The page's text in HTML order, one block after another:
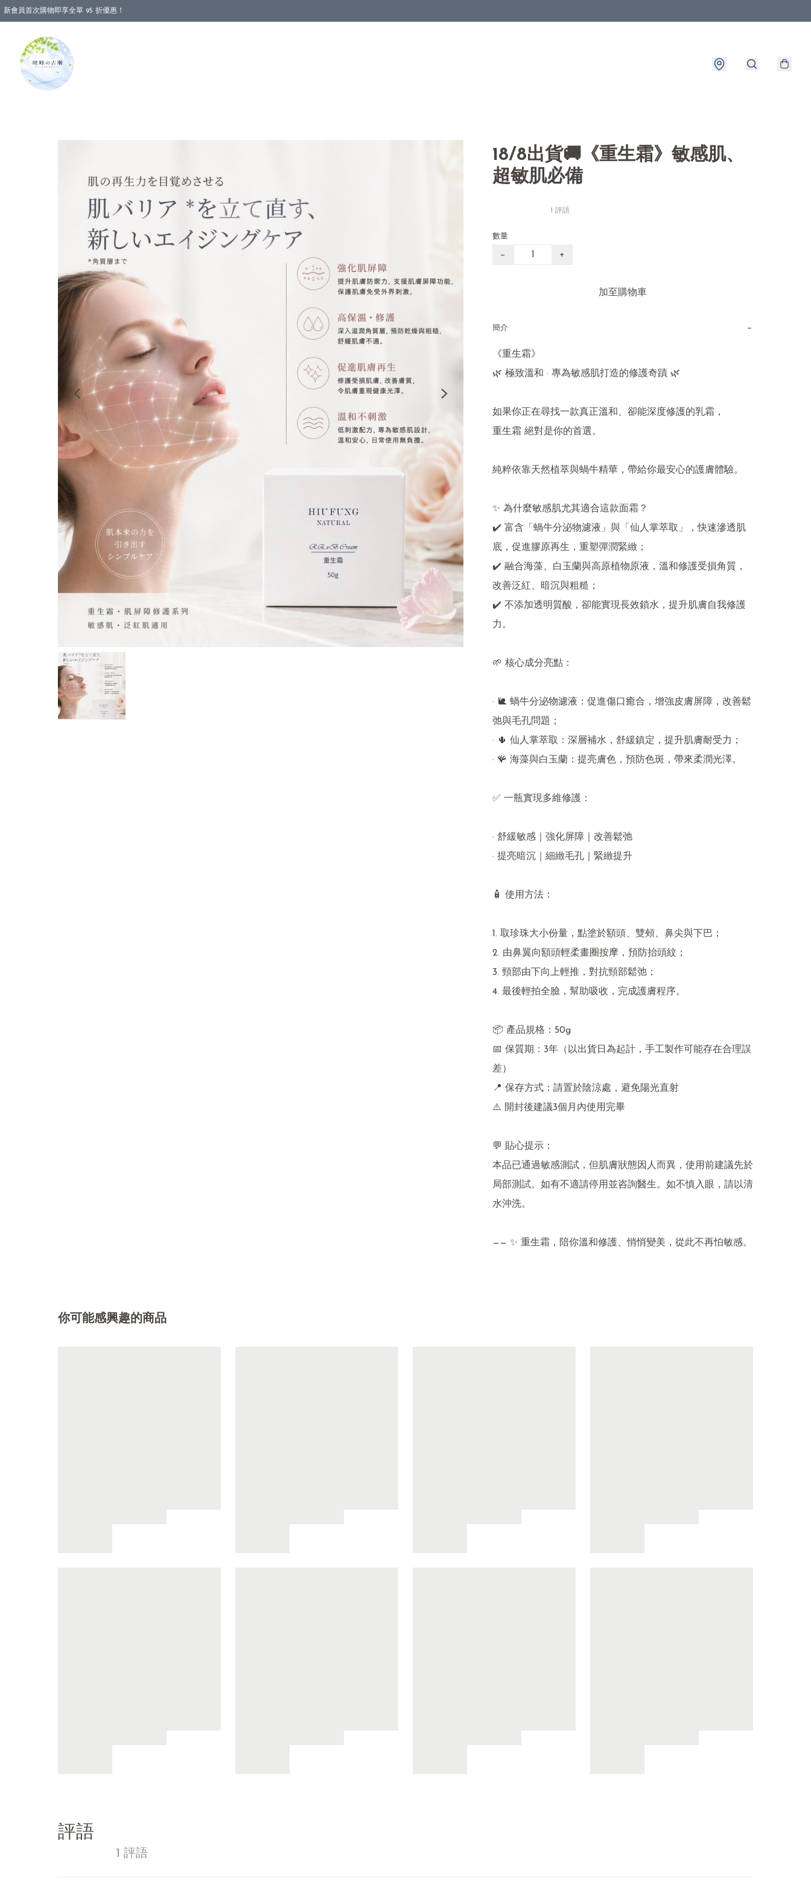
新會員首次購物即享全單 95 折優惠！
18/8出貨🚚《重生霜》敏感肌、
超敏肌必備
1 評語
數量
− +
加至購物車
簡介 −
《重生霜》
🌿 極致溫和 · 專為敏感肌打造的修護奇蹟 🌿
如果你正在尋找一款真正溫和、卻能深度修護的乳霜，
重生霜 絕對是你的首選。
純粹依靠天然植萃與蝸牛精華，帶給你最安心的護膚體驗。
✨ 為什麼敏感肌尤其適合這款面霜？
✔️ 富含「蝸牛分泌物濾液」與「仙人掌萃取」，快速滲透肌
底，促進膠原再生，重塑彈潤緊緻；
✔️ 融合海藻、白玉蘭與高原植物原液，溫和修護受損角質，
改善泛紅、暗沉與粗糙；
✔️ 不添加透明質酸，卻能實現長效鎖水，提升肌膚自我修護
力。
🌱 核心成分亮點：
· 🐌 蝸牛分泌物濾液：促進傷口癒合，增強皮膚屏障，改善鬆
弛與毛孔問題；
· 🌵 仙人掌萃取：深層補水，舒緩鎮定，提升肌膚耐受力；
· 🪸 海藻與白玉蘭：提亮膚色，預防色斑，帶來柔潤光澤。
✅ 一瓶實現多維修護：
· 舒緩敏感｜強化屏障｜改善鬆弛
· 提亮暗沉｜細緻毛孔｜緊緻提升
🧴 使用方法：
1. 取珍珠大小份量，點塗於額頭、雙頰、鼻尖與下巴；
2. 由鼻翼向額頭輕柔畫圈按摩，預防抬頭紋；
3. 頸部由下向上輕推，對抗頸部鬆弛；
4. 最後輕拍全臉，幫助吸收，完成護膚程序。
📦 產品規格：50g
📅 保質期：3年（以出貨日為起計，手工製作可能存在合理誤
差）
📍 保存方式：請置於陰涼處，避免陽光直射
⚠️ 開封後建議3個月內使用完畢
💬 貼心提示：
本品已通過敏感測試，但肌膚狀態因人而異，使用前建議先於
局部測試。如有不適請停用並咨詢醫生。如不慎入眼，請以清
水沖洗。
—— ✨ 重生霜，陪你溫和修護、悄悄變美，從此不再怕敏感。
你可能感興趣的商品
評語
1 評語